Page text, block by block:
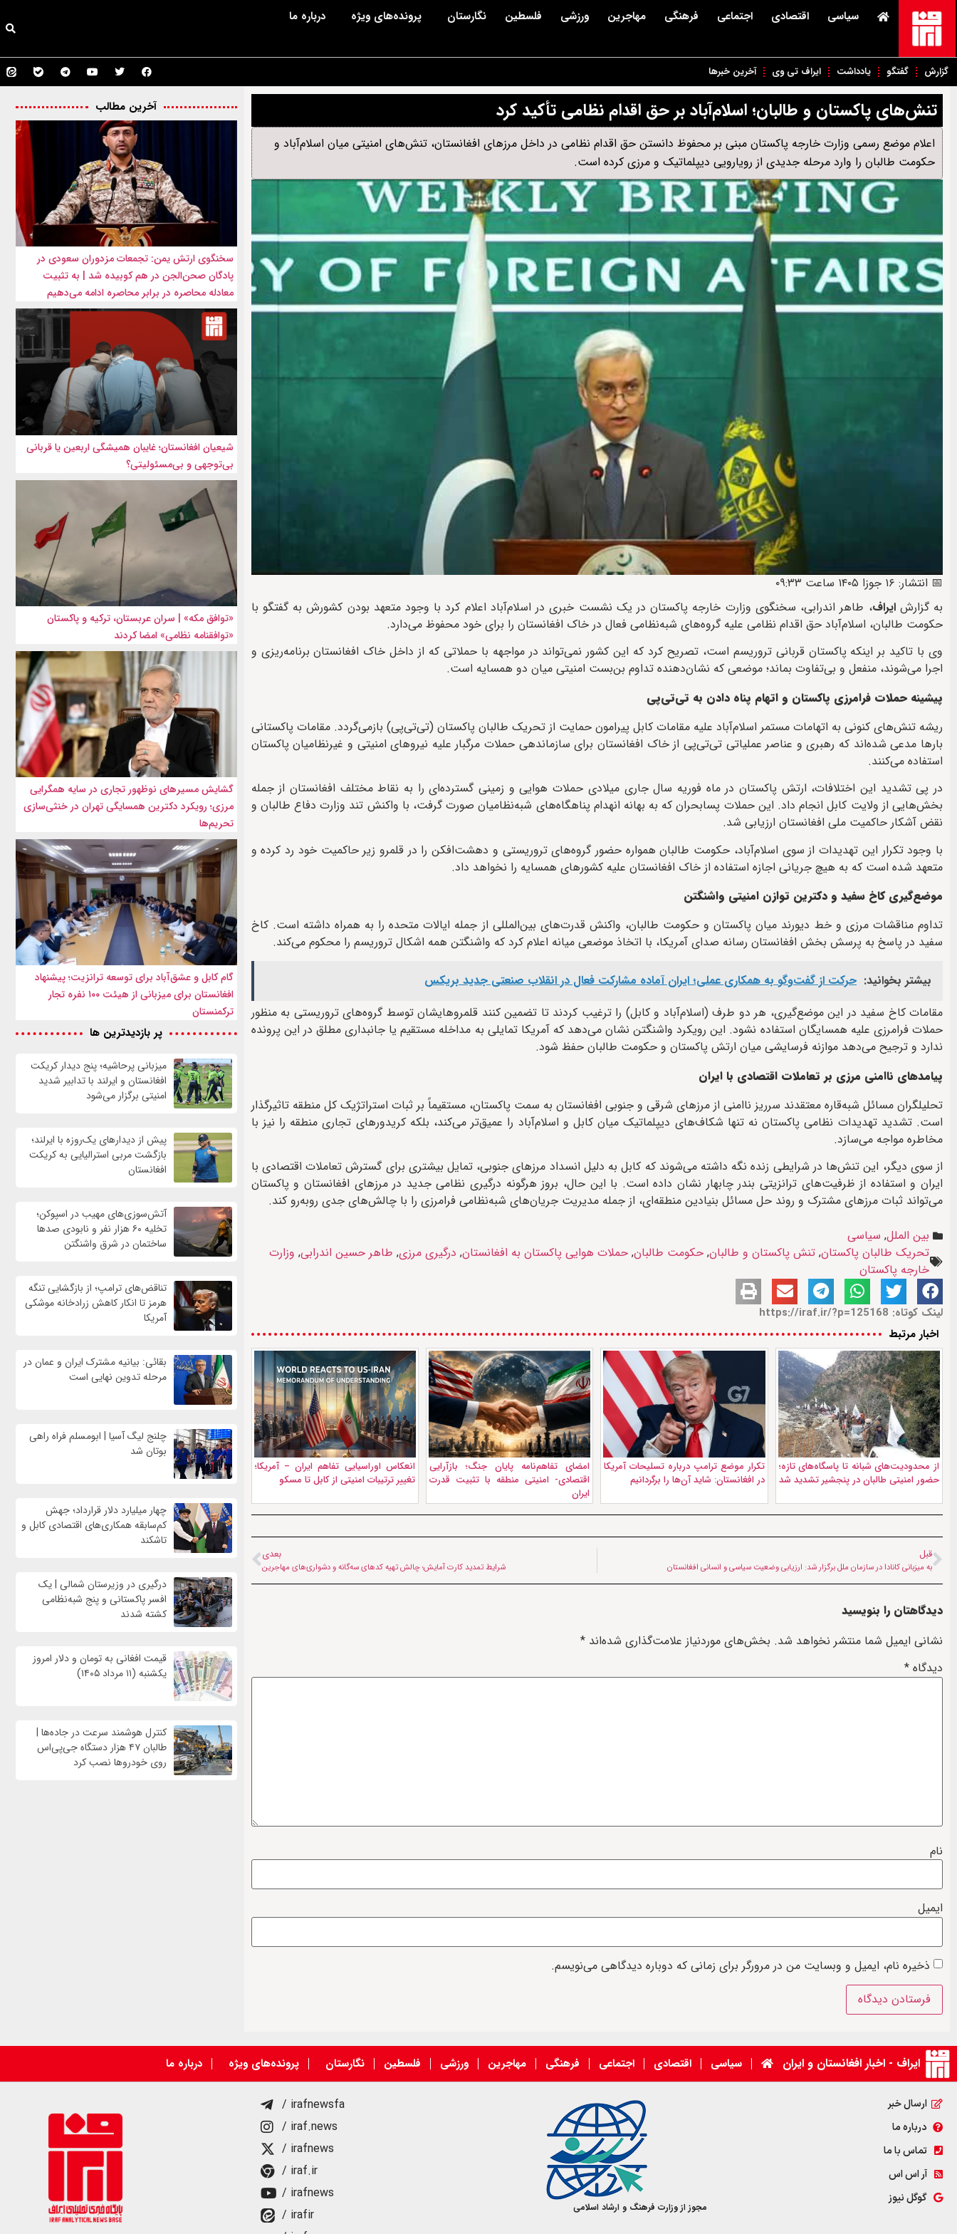
سیاسی اقتصادی اجتماعی فرهنگی مهاجرین ورزشی فلسطین نگارستان پرونده‌های ویژه درباره ما
گزارش گفتگو یادداشت ایراف تی وی آخرین خبرها
تنش‌های پاکستان و طالبان؛ اسلام‌آباد بر حق اقدام نظامی تأکید کرد
اعلام موضع رسمی وزارت خارجه پاکستان مبنی بر محفوظ دانستن حق اقدام نظامی در داخل مرزهای افغانستان، تنش‌های امنیتی میان اسلام‌آباد و
حکومت طالبان را وارد مرحله جدیدی از رویارویی دیپلماتیک و مرزی کرده است.
📅 انتشار: ۱۶ جوزا ۱۴۰۵ ساعت ۰۹:۳۳
به گزارشایراف، طاهر اندرابی، سخنگوی وزارت خارجه پاکستان در یک نشست خبری در اسلام‌آباد اعلام کرد با وجود متعهد بودن کشورش به گفتگو با
حکومت طالبان، اسلام‌آباد حق اقدام نظامی علیه گروه‌های شبه‌نظامی فعال در خاک افغانستان را برای خود محفوظ می‌دارد.
وی با تاکید بر اینکه پاکستان قربانی تروریسم است، تصریح کرد که این کشور نمی‌تواند در مواجهه با حملاتی که از داخل خاک افغانستان برنامه‌ریزی و
اجرا می‌شوند، منفعل و بی‌تفاوت بماند؛ موضعی که نشان‌دهنده تداوم بن‌بست امنیتی میان دو همسایه است.
پیشینه حملات فرامرزی پاکستان و اتهام پناه دادن به تی‌تی‌پی
ریشه تنش‌های کنونی به اتهامات مستمر اسلام‌آباد علیه مقامات کابل پیرامون حمایت از تحریک طالبان پاکستان (تی‌تی‌پی) بازمی‌گردد. مقامات پاکستانی
بارها مدعی شده‌اند که رهبری و عناصر عملیاتی تی‌تی‌پی از خاک افغانستان برای سازماندهی حملات مرگبار علیه نیروهای امنیتی و غیرنظامیان پاکستان
استفاده می‌کنند.
در پی تشدید این اختلافات، ارتش پاکستان در ماه فوریه سال جاری میلادی حملات هوایی و زمینی گسترده‌ای را به نقاط مختلف افغانستان از جمله
بخش‌هایی از ولایت کابل انجام داد. این حملات پسا‌بحران که به بهانه انهدام پناهگاه‌های شبه‌نظامیان صورت گرفت، با واکنش تند وزارت دفاع طالبان و
نقض آشکار حاکمیت ملی افغانستان ارزیابی شد.
با وجود تکرار این تهدیدات از سوی اسلام‌آباد، حکومت طالبان همواره حضور گروه‌های تروریستی و دهشت‌افکن را در قلمرو زیر حاکمیت خود رد کرده و
متعهد شده است که به هیچ جریانی اجازه استفاده از خاک افغانستان علیه کشورهای همسایه را نخواهد داد.
موضع‌گیری کاخ سفید و دکترین توازن امنیتی واشنگتن
تداوم مناقشات مرزی و خط دیورند میان پاکستان و حکومت طالبان، واکنش قدرت‌های بین‌المللی از جمله ایالات متحده را به همراه داشته است. کاخ
سفید در پاسخ به پرسش بخش افغانستان رسانه صدای آمریکا، با اتخاذ موضعی میانه اعلام کرد که واشنگتن همه اشکال تروریسم را محکوم می‌کند.
بیشتر بخوانید: حرکت از گفت‌وگو به همکاری عملی؛ ایران آماده مشارکت فعال در انقلاب صنعتی جدید بریکس
مقامات کاخ سفید در این موضع‌گیری، هر دو طرف (اسلام‌آباد و کابل) را ترغیب کردند تا تضمین کنند قلمروهایشان توسط گروه‌های تروریستی به منظور
حملات فرامرزی علیه همسایگان استفاده نشود. این رویکرد واشنگتن نشان می‌دهد که آمریکا تمایلی به مداخله مستقیم یا جانبداری مطلق در این پرونده
ندارد و ترجیح می‌دهد موازنه فرسایشی میان ارتش پاکستان و حکومت طالبان حفظ شود.
پیامدهای ناامنی مرزی بر تعاملات اقتصادی با ایران
تحلیلگران مسائل شبه‌قاره معتقدند سرریز ناامنی از مرزهای شرقی و جنوبی افغانستان به سمت پاکستان، مستقیماً بر ثبات استراتژیک کل منطقه تاثیرگذار
است. تشدید تهدیدات نظامی پاکستان نه تنها شکاف‌های دیپلماتیک میان کابل و اسلام‌آباد را عمیق‌تر می‌کند، بلکه کریدورهای تجاری منطقه را نیز با
مخاطره مواجه می‌سازد.
از سوی دیگر، این تنش‌ها در شرایطی زنده نگه داشته می‌شوند که کابل به دلیل انسداد مرزهای جنوبی، تمایل بیشتری برای گسترش تعاملات اقتصادی با
ایران و استفاده از ظرفیت‌های ترانزیتی بندر چابهار نشان داده است. با این حال، بروز هرگونه درگیری نظامی جدید در مرزهای افغانستان و پاکستان
می‌تواند ثبات مرزهای مشترک و روند حل مسائل بنیادین منطقه‌ای، از جمله مدیریت جریان‌های شبه‌نظامی فرامرزی را با چالش‌های جدی روبه‌رو کند.
بین الملل, سیاسی
تحریک طالبان پاکستان, تنش پاکستان و طالبان, حکومت طالبان, حملات هوایی پاکستان به افغانستان, درگیری مرزی, طاهر حسین اندرابی, وزارت
خارجه پاکستان
لینک کوتاه: https://iraf.ir/?p=125168
اخبار مرتبط
از محدودیت‌های شبانه تا پاسگاه‌‌های تازه؛
حضور امنیتی طالبان در پنجشیر تشدید شد
تکرار موضع ترامپ درباره تسلیحات آمریکا
در افغانستان: شايد آن‌ها را برگردانیم
امضای تفاهم‌نامه پایان جنگ؛ بازآرایی
اقتصادی- امنیتی منطقه با تثبیت قدرت
ایران
انعکاس اوراسیایی تفاهم ایران – آمریکا؛
تغییر ترتیبات امنیتی از کابل تا مسکو
قبل
به میزبانی کانادا در سازمان ملل برگزار شد: ارزیابی وضعیت سیاسی و انسانی افغانستان
بعدی
شرایط تمدید کارت آمایش؛ چالش تهیه کدهای سه‌گانه و دشواری‌های مهاجرین
دیدگاهتان را بنویسید
نشانی ایمیل شما منتشر نخواهد شد. بخش‌های موردنیاز علامت‌گذاری شده‌اند *
دیدگاه *
نام
ایمیل
ذخیره نام، ایمیل و وبسایت من در مرورگر برای زمانی که دوباره دیدگاهی می‌نویسم.
آخرین مطالب
سخنگوی ارتش یمن: تجمعات مزدوران سعودی در
پادگان صحن‌الجن در هم کوبیده شد | به تثبیت
معادله محاصره در برابر محاصره ادامه می‌دهیم
شیعیان افغانستان؛ غایبان همیشگی اربعین یا قربانی
بی‌توجهی و بی‌مسئولیتی؟
«توافق مکه» | سران عربستان، ترکیه و پاکستان
«توافقنامه نظامی» امضا کردند
گشایش مسیرهای نوظهور تجاری در سایه همگرایی
مرزی؛ رویکرد دکترین همسایگی تهران در خنثی‌سازی
تحریم‌ها
گام کابل و عشق‌آباد برای توسعه ترانزیت؛ پیشنهاد
افغانستان برای میزبانی از هیئت ۱۰۰ نفره تجار
ترکمنستان
پر بازدیدترین ها
میزبانی پرحاشیه؛ پنج دیدار کریکت
افغانستان و ایرلند با تدابیر شدید
امنیتی برگزار می‌شود
پیش از دیدارهای یک‌روزه با ایرلند؛
بازگشت مربی استرالیایی به کریکت
افغانستان
آتش‌سوزی‌های مهیب در اسپوکن؛
تخلیه ۶۰ هزار نفر و نابودی صدها
ساختمان در شرق واشنگتن
تناقض‌های ترامپ؛ از بازگشایی تنگه
هرمز تا انکار کاهش زرادخانه موشکی
آمریکا
بقائی: بیانیه مشترک ایران و عمان در
مرحله تدوین نهایی است
چلنج لیگ آسیا | ابومسلم فراه راهی
بوتان شد
چهار میلیارد دلار قرارداد؛ جهش
کم‌سابقه همکاری‌های اقتصادی کابل و
تاشکند
درگیری در وزیرستان شمالی | یک
افسر پاکستانی و پنج شبه‌نظامی
کشته شدند
قیمت افغانی به تومان و دلار امروز
یکشنبه (۱۱ مرداد ۱۴۰۵)
کنترل هوشمند سرعت در جاده‌ها |
طالبان ۴۷ هزار دستگاه جی‌پی‌اس
روی خودروها نصب کرد
ایراف - اخبار افغانستان و ایران سیاسی اقتصادی اجتماعی فرهنگی مهاجرین ورزشی فلسطین نگارستان پرونده‌های ویژه درباره ما
ارسال خبر
درباره ما
تماس با ما
آر اس اس
گوگل نیوز
مجوز از وزارت فرهنگ و ارشاد اسلامی
/ irafnewsfa
/ iraf.news
/ irafnews
/ iraf.ir
/ irafnews
/ irafir